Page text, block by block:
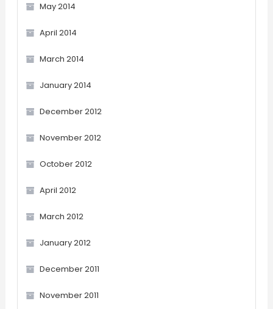
May 2014
April 2014
March 2014
January 2014
December 2012
November 2012
October 2012
April 2012
March 2012
January 2012
December 2011
November 2011